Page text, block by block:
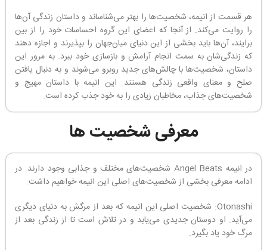
هر قسمت از انیمه، شخصیت‌ها را بهتر می‌شناساند و داستان زندگی آن‌ها
را روایت می‌کند. از آنجا که اعضای این گروه احساسات خود را از بین
برایند، آن‌ها باید بخشی از این دنیای میان‌جهان را بپذیرند و اجازه دهند
که زندگی‌شان به سمت انجام آرامش و بازسازی خود ببرد. به مرور این
داستان، شخصیت‌ها با چالش‌های جدید روبرو می‌شوند و به دنبال یافتن
صلح و معنای واقعی زندگی هستند. این انیمه با داستان مهیج و
شخصیت‌های جذاب، مخاطبان زیادی را به خود جذب کرده است.
معرفی شخصیت ها
در انیمه Angel Beats شخصیت‌های مختلف و جذابی وجود دارند. در
ادامه معرفی بخشی از شخصیت‌های اصلی این انیمه خواهیم داشت:
Otonashi: شخصیت اصلی این انیمه که بعد از مرگش به دنیای دیگری
می‌آید. او دوستان جدیدی می‌یابد و در تلاش است تا از زندگی بعد از
مرگ خود یاد بگیرد.